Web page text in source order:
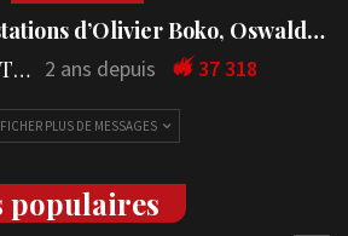
d’Olivier Boko, Oswald…
LA REDACTION 2 ans depuis 37 318
PLUS DE MESSAGES
populaires